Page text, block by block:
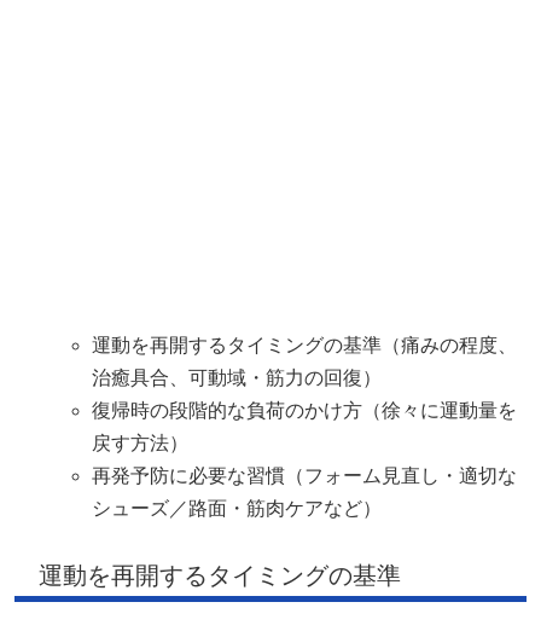
運動を再開するタイミングの基準（痛みの程度、
治癒具合、可動域・筋力の回復）
復帰時の段階的な負荷のかけ方（徐々に運動量を
戻す方法）
再発予防に必要な習慣（フォーム見直し・適切な
シューズ／路面・筋肉ケアなど）
運動を再開するタイミングの基準